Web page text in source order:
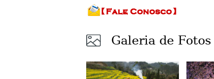
Galeria de Fotos